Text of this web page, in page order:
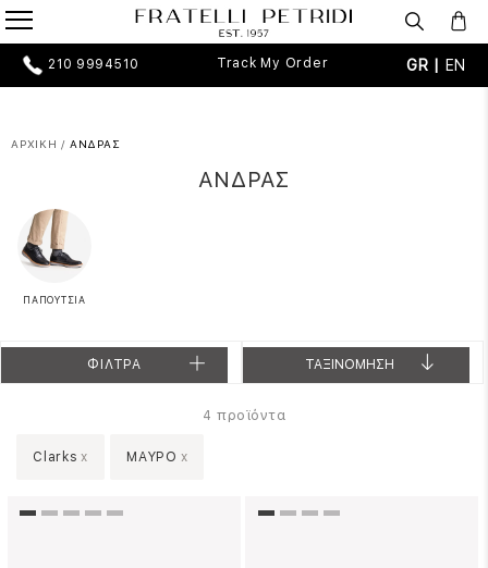
210 9994510 Track My Order GR | EN
ΑΡΧΙΚΗ / ΑΝΔΡΑΣ
ΑΝΔΡΑΣ
ΠΑΠΟΥΤΣΙΑ
ΦΙΛΤΡΑ ΤΑΞΙΝΟΜΗΣΗ
4 προϊόντα
Clarks x ΜΑΥΡΟ x